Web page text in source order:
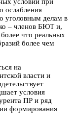
ослабления
уголовным делам в
– членов БЮТ и,
что реальных
более чем
на
власти и
условия
ПР и ряд
формирования